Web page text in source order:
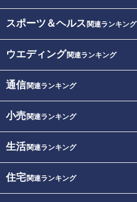
スポーツ＆ヘルス 関連ランキング
ウエディング関連ランキング
通信関連ランキング
小売関連ランキング
生活関連ランキング
住宅関連ランキング